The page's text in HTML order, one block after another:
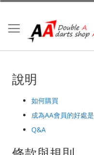
跳
內
容
說明
如何購買
成為AA會員的好處
Q&A